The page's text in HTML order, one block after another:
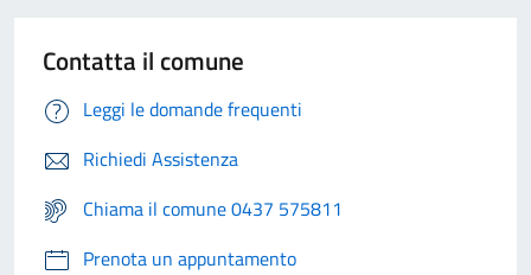
Contatta il comune
Leggi le domande frequenti
Richiedi Assistenza
Chiama il comune 0437 575811
Prenota un appuntamento